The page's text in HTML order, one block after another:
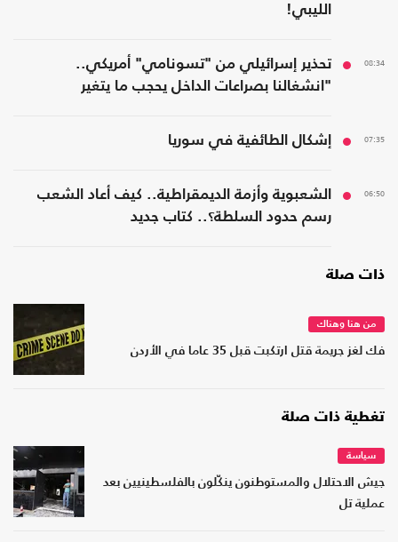
الليبي!
08:34
تحذير إسرائيلي من "تسونامي" أمريكي..
"انشغالنا بصراعات الداخل يحجب ما يتغير
07:35 إشكال الطائفية في سوريا
06:50
الشعبوية وأزمة الديمقراطية.. كيف أعاد الشعب
رسم حدود السلطة؟.. كتاب جديد
ذات صلة
من هنا وهناك
فك لغز جريمة قتل ارتكبت قبل 35 عاما في الأردن
تغطية ذات صلة
سياسة
جيش الاحتلال والمستوطنون ينكّلون بالفلسطينيين بعد
عملية تل